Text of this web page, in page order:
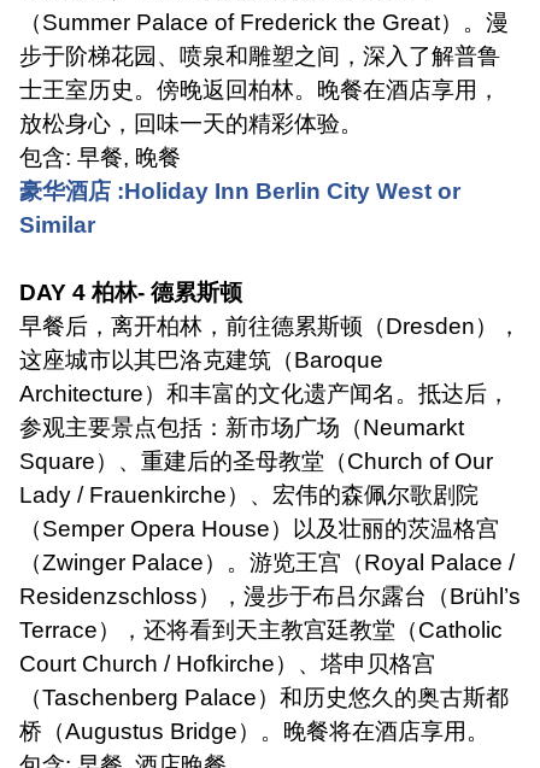
（Summer Palace of Frederick the Great）。漫
步于阶梯花园、喷泉和雕塑之间，深入了解普鲁
士王室历史。傍晚返回柏林。晚餐在酒店享用，
放松身心，回味一天的精彩体验。
包含: 早餐, 晚餐
豪华酒店 :Holiday Inn Berlin City West or
Similar
DAY 4柏林- 德累斯顿
早餐后，离开柏林，前往德累斯顿（Dresden），
这座城市以其巴洛克建筑（Baroque
Architecture）和丰富的文化遗产闻名。抵达后，
参观主要景点包括：新市场广场（Neumarkt
Square）、重建后的圣母教堂（Church of Our
Lady / Frauenkirche）、宏伟的森佩尔歌剧院
（Semper Opera House）以及壮丽的茨温格宫
（Zwinger Palace）。游览王宫（Royal Palace /
Residenzschloss），漫步于布吕尔露台（Brühl’s
Terrace），还将看到天主教宫廷教堂（Catholic
Court Church / Hofkirche）、塔申贝格宫
（Taschenberg Palace）和历史悠久的奥古斯都
桥（Augustus Bridge）。晚餐将在酒店享用。